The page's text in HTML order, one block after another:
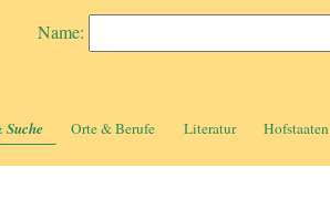
Name:
Suche Orte & Berufe Literatur Hofstaaten